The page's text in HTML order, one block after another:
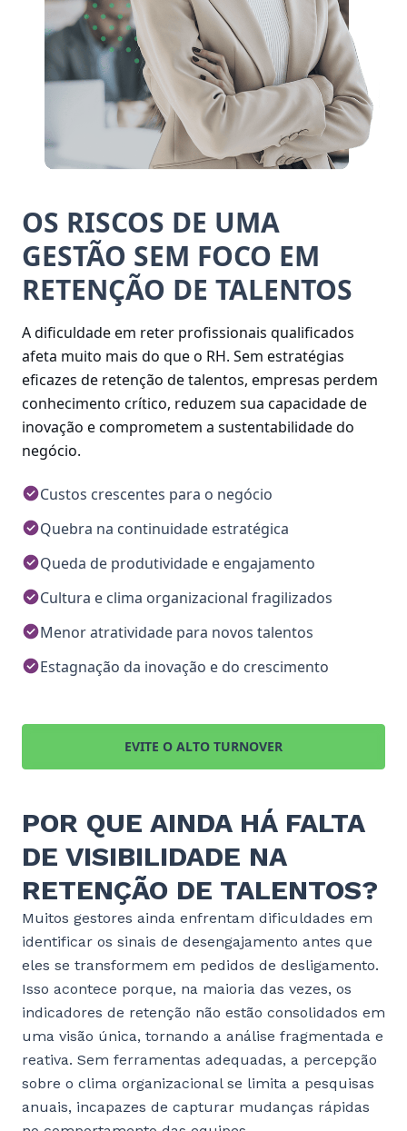
garantir que cada pessoa tenha espaço para
evoluir, contribuir e crescer junto com a empresa.
OS RISCOS DE UMA
GESTÃO SEM FOCO EM
RETENÇÃO DE TALENTOS
A dificuldade em reter profissionais qualificados
afeta muito mais do que o RH. Sem estratégias
eficazes de retenção de talentos, empresas perdem
conhecimento crítico, reduzem sua capacidade de
inovação e comprometem a sustentabilidade do
negócio.
Custos crescentes para o negócio
Quebra na continuidade estratégica
Queda de produtividade e engajamento
Cultura e clima organizacional fragilizados
Menor atratividade para novos talentos
Estagnação da inovação e do crescimento
EVITE O ALTO TURNOVER
POR QUE AINDA HÁ FALTA
DE VISIBILIDADE NA
RETENÇÃO DE TALENTOS?
Muitos gestores ainda enfrentam dificuldades em
identificar os sinais de desengajamento antes que
eles se transformem em pedidos de desligamento.
Isso acontece porque, na maioria das vezes, os
indicadores de retenção não estão consolidados em
uma visão única, tornando a análise fragmentada e
reativa. Sem ferramentas adequadas, a percepção
sobre o clima organizacional se limita a pesquisas
anuais, incapazes de capturar mudanças rápidas